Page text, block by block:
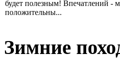
будет полезным! Впечатлений -
положительны...
Зимние